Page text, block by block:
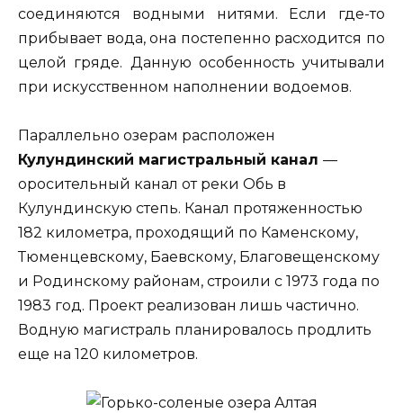
соединяются водными нитями. Если где-то
прибывает вода, она постепенно расходится по
целой гряде. Данную особенность учитывали
при искусственном наполнении водоемов.
Параллельно озерам расположен
Кулундинский магистральный канал —
оросительный канал от реки Обь в
Кулундинскую степь. Канал протяженностью
182 километра, проходящий по Каменскому,
Тюменцевскому, Баевскому, Благовещенскому
и Родинскому районам, строили с 1973 года по
1983 год. Проект реализован лишь частично.
Водную магистраль планировалось продлить
еще на 120 километров.